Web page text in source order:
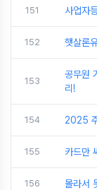
151 사업자
152 햇살론
153
공무원
리!
154 2025
155 카드만
156 몰라서